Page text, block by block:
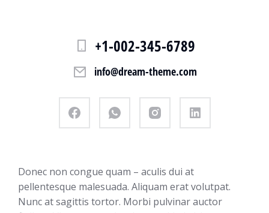
+1-002-345-6789
info@dream-theme.com
Donec non congue quam – aculis dui at
pellentesque malesuada. Aliquam erat volutpat.
Nunc at sagittis tortor. Morbi pulvinar auctor